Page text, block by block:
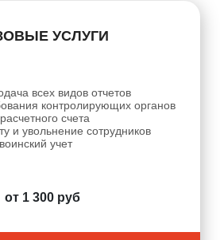
УСЛУГИ
всех видов отчетов
контролирующих органов
счета
и увольнение сотрудников
учет
от 1 300 руб